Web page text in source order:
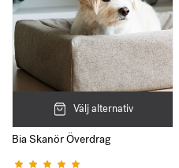
Välj alternativ
Bia Skanör Överdrag